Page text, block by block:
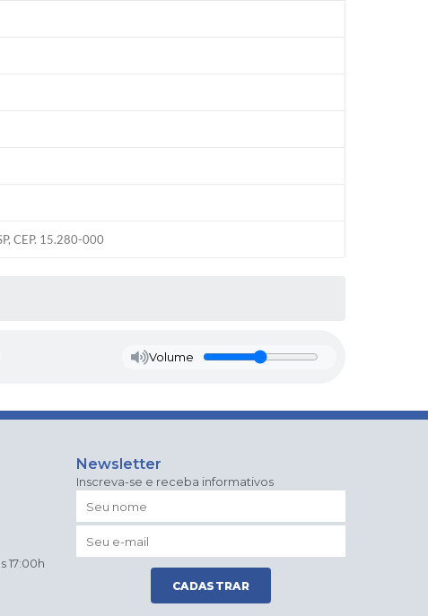
CEP. 15.280-000
Volume
17:00h
Newsletter
Inscreva-se e receba informativos
CADASTRAR